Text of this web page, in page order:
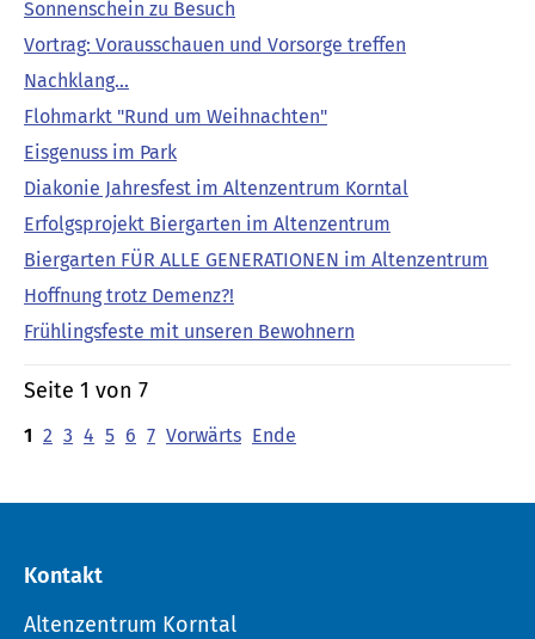
Sonnenschein zu Besuch
Vortrag: Vorausschauen und Vorsorge treffen
Nachklang...
Flohmarkt "Rund um Weihnachten"
Eisgenuss im Park
Diakonie Jahresfest im Altenzentrum Korntal
Erfolgsprojekt Biergarten im Altenzentrum
Biergarten FÜR ALLE GENERATIONEN im Altenzentrum
Hoffnung trotz Demenz?!
Frühlingsfeste mit unseren Bewohnern
Seite 1 von 7
1 2 3 4 5 6 7 Vorwärts Ende
Kontakt
Altenzentrum Korntal